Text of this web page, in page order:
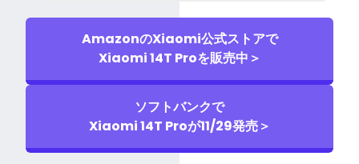
AmazonのXiaomi公式ストアで
Xiaomi 14T Proを販売中＞
ソフトバンクで
Xiaomi 14T Proが11/29発売＞